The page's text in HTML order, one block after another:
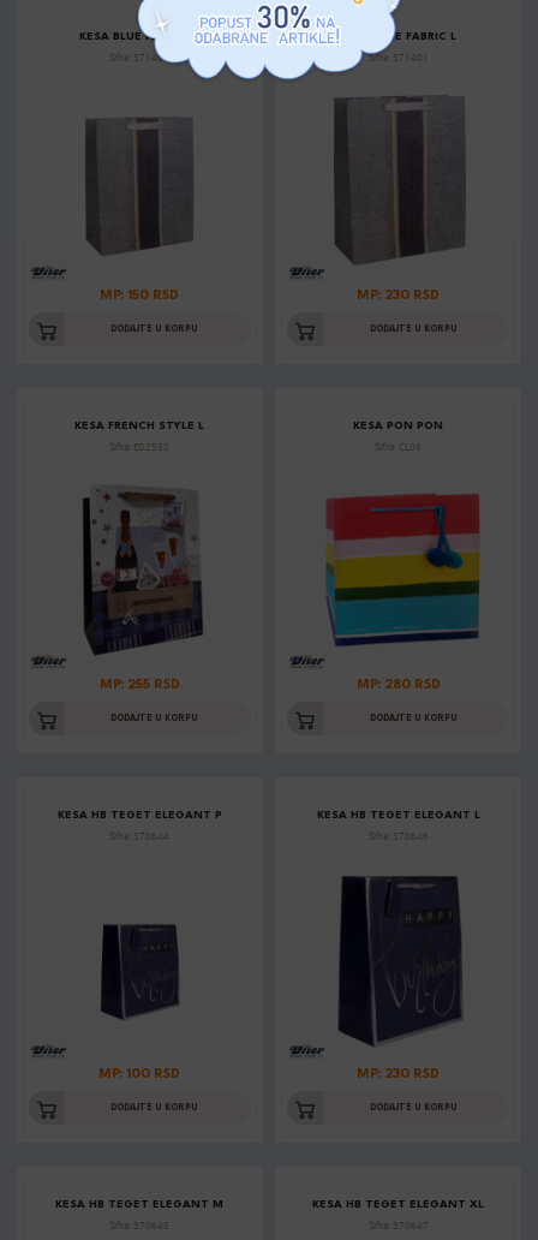
KESA BLUE FABRIC M
Šifra: 371400
MP: 150 RSD
DODAJTE U KORPU
KESA BLUE FABRIC L
Šifra: 371401
MP: 230 RSD
DODAJTE U KORPU
KESA FRENCH STYLE L
Šifra: ED2532
MP: 255 RSD
DODAJTE U KORPU
KESA PON PON
Šifra: CL08
MP: 280 RSD
DODAJTE U KORPU
KESA HB TEGET ELEGANT P
Šifra: 370644
MP: 100 RSD
DODAJTE U KORPU
KESA HB TEGET ELEGANT L
Šifra: 370646
MP: 230 RSD
DODAJTE U KORPU
KESA HB TEGET ELEGANT M
Šifra: 370645
KESA HB TEGET ELEGANT XL
Šifra: 370647